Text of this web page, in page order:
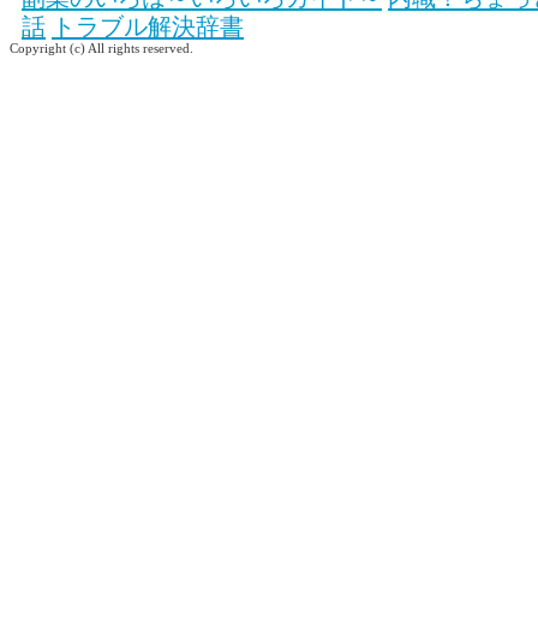
話 トラブル解決辞書
Copyright (c) All rights reserved.